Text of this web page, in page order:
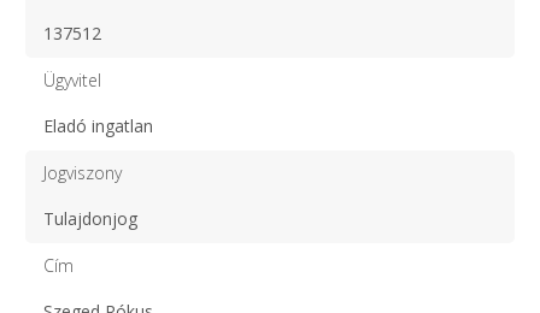
137512
Ügyvitel
Eladó ingatlan
Jogviszony
Tulajdonjog
Cím